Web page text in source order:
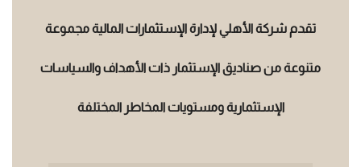
تقدم شركة الأهلي لإدارة الإستثمارات المالية مجموعة
متنوعة من صناديق الإستثمار ذات الأهداف والسياسات
الإستثمارية ومستويات المخاطر المختلفة